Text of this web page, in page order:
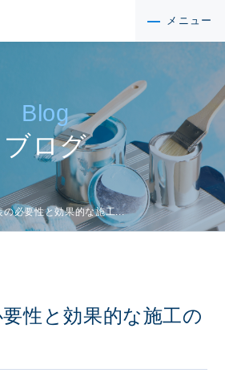
メニュー
Blog
ブログ
の必要性と効果的な施工...
性と効果的な施工の